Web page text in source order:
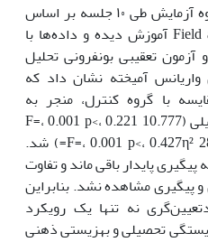
Magyar-Moe (2003) بود. گروه آزمایش طی ۱۰ جلسه بر اساس
پروتکل Field and Hoffman (1994) آموزش دیده و داده‌ها با
تعقیبی بونفرونی تحلیل
آمیخته نشان داد که
با گروه کنترل، منجر به
افزایش معنادار پایستگی تحصیلی (10.777 F=، 0.001 p<، 0.221
η²=) و بهزیستی ذهنی (28.299 F=، 0.001 p<، 0.427η²=) شد.
پایدار باقی ماند و تفاوت
پیگیری مشاهده نشد. بنابراین
نه تنها یک رویکرد
تحصیلی و بهزیستی ذهنی